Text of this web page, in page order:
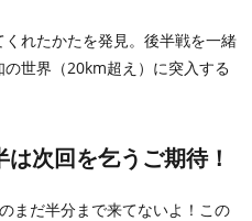
れたかたを発見。後半戦を一緒
世界（20km超え）に突入する
次回を乞うご期待！
まだ半分まで来てないよ！この